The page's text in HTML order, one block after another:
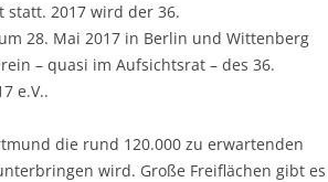
statt. 2017 wird der 36.
28. Mai 2017 in Berlin und Wittenberg
– quasi im Aufsichtsrat – des 36.
e.V..
die rund 120.000 zu erwartenden
wird. Große Freiflächen gibt es